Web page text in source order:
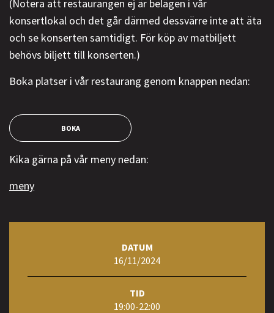
(Notera att restaurangen ej är belägen i vår
konsertlokal och det går därmed dessvärre inte att äta
och se konserten samtidigt. För köp av matbiljett
behövs biljett till konserten.)
Boka platser i vår restaurang genom knappen nedan:
BOKA
Kika gärna på vår meny nedan:
meny
DATUM
16/11/2024
TID
19:00-22:00